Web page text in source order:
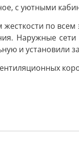
с уютными
по
Наружные
и установили